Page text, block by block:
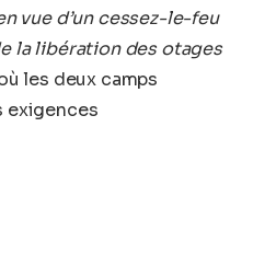
vue d’un cessez-le-feu
la libération des otages
les deux camps
exigences